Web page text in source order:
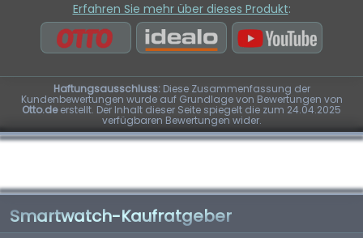
Erfahren Sie mehr über dieses Produkt:
Haftungsausschluss:Diese Zusammenfassung der
Kundenbewertungen wurde auf Grundlage von Bewertungen von
Otto.deerstellt. Der Inhalt dieser Seite spiegelt die zum 24.04.2025
verfügbaren Bewertungen wider.
Smartwatch-Kaufratgeber